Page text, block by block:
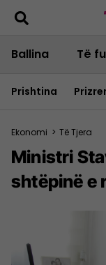
Ballina Të
Prishtina
Ekonomi > Të Tjera
Ministri
shtëpinë e